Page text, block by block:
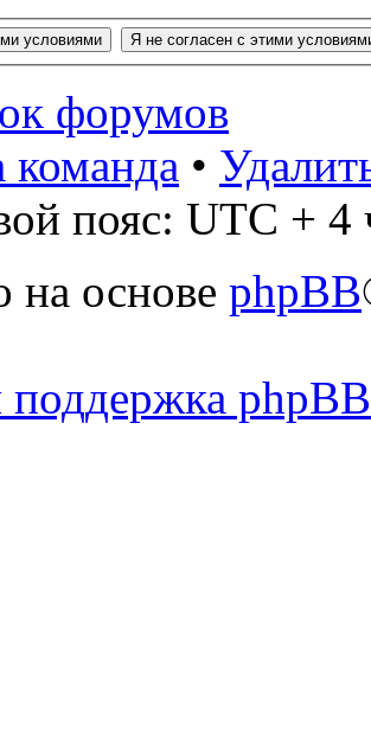
форумов
•
пояс: UTC + 4
на основе phpBB
поддержка phpBB